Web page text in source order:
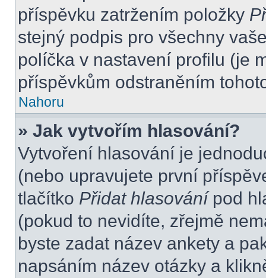
příspěvku zatržením položky
stejný podpis pro všechny
políčka v nastavení profilu (je
příspěvkům odstraněním
Nahoru
» Jak vytvořím hlasování?
Vytvoření hlasování je
(nebo upravujete první
tlačítko Přidat hlasovánípod
(pokud to nevidíte, zřejmě
byste zadat název ankety a
napsáním název otázky a